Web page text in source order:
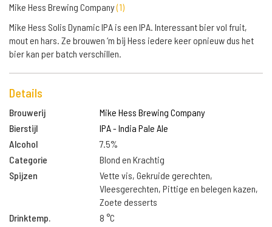
Mike Hess Brewing Company(1)
Mike Hess Solis Dynamic IPA is een IPA. Interessant bier vol fruit,
mout en hars. Ze brouwen ‘m bij Hess iedere keer opnieuw dus het
bier kan per batch verschillen.
Details
Brouwerij
Mike Hess Brewing Company
Bierstijl
IPA - India Pale Ale
Alcohol
7.5%
Categorie
Blond en Krachtig
Spijzen
Vette vis, Gekruide gerechten,
Vleesgerechten, Pittige en belegen kazen,
Zoete desserts
Drinktemp.
8 °C